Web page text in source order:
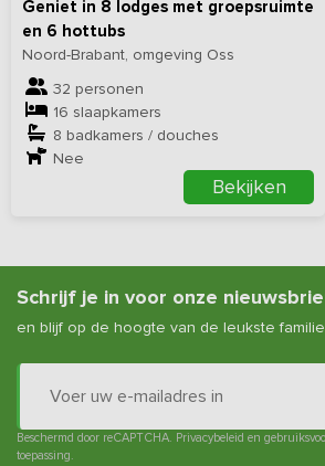
Geniet in 8 lodges met groepsruimte
en 6 hottubs
Noord-Brabant, omgeving Oss
32 personen
16 slaapkamers
8 badkamers / douches
Nee
Bekijken
Schrijf je in voor onze
en blijf op de hoogte van de leukste
Beschermd door reCAPTCHA. Privacybeleid en
toepassing.